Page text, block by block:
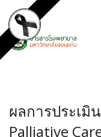
ผลการประเ
Palliative